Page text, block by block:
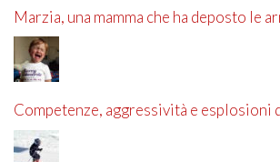
Marzia, una mamma che ha deposto le
Competenze, aggressività e esplosioni